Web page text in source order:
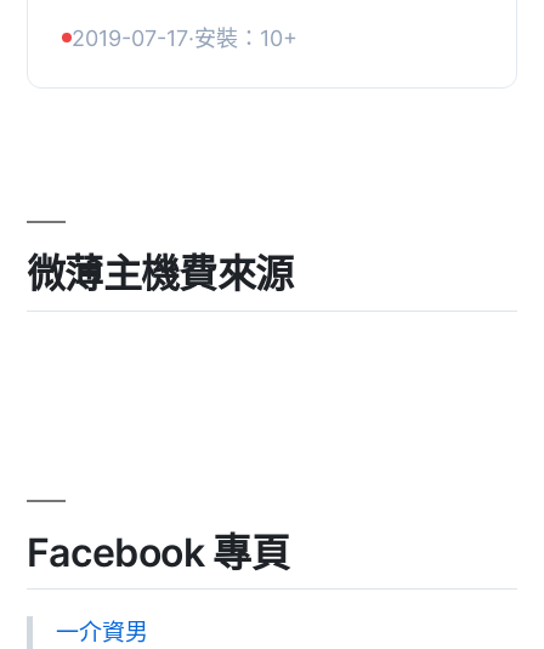
供能力，讓您創建自己的網頁界面與您
的 WordPress...
2019-07-17·安裝：10+
微薄主機費來源
Facebook 專頁
一介資男